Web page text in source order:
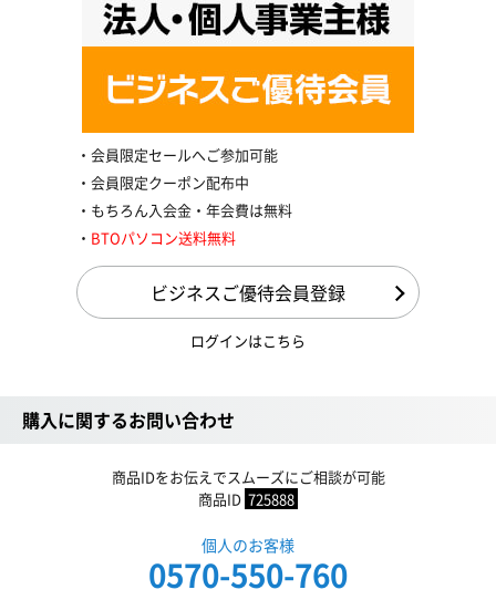
会員限定セールへご参加可能
会員限定クーポン配布中
もちろん入会金・年会費は無料
BTOパソコン送料無料
ビジネスご優待会員登録
ログインはこちら
購入に関するお問い合わせ
商品IDをお伝えでスムーズにご相談が可能
商品ID 725888
個人のお客様
0570-550-760